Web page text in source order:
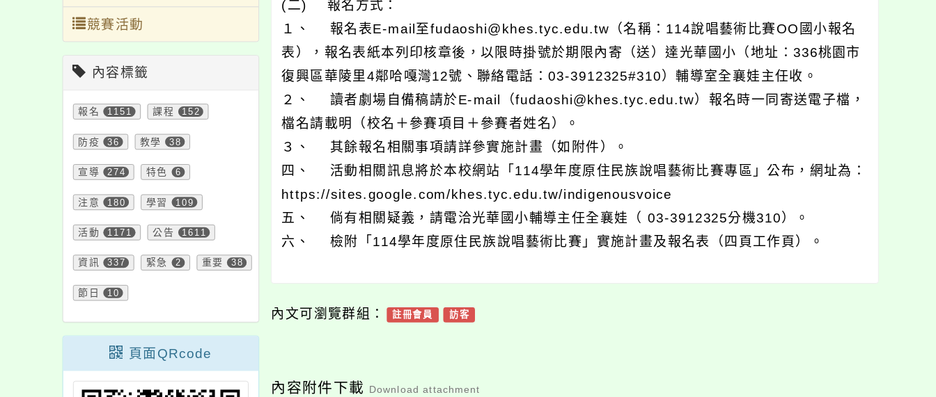
競賽活動
內容標籤
報名 1151 課程 152
防疫 36 教學 38
宣導 274 特色 6
注意 180 學習 109
活動 1171 公告 1611
資訊 337 緊急 2 重要 38
節日 10
頁面QRcode
(二) 報名方式：
１、 報名表E-mail至fudaoshi@khes.tyc.edu.tw（名稱：114說唱藝術比賽ΟΟ國小報名
表），報名表紙本列印核章後，以限時掛號於期限內寄（送）達光華國小（地址：336桃園市
復興區華陵里4鄰哈嘎灣12號、聯絡電話：03-3912325#310）輔導室全襄娃主任收。
２、 讀者劇場自備稿請於E-mail（fudaoshi@khes.tyc.edu.tw）報名時一同寄送電子檔，
檔名請載明（校名＋參賽項目＋參賽者姓名）。
３、 其餘報名相關事項請詳參實施計畫（如附件）。
四、 活動相關訊息將於本校網站「114學年度原住民族說唱藝術比賽專區」公布，網址為：
https://sites.google.com/khes.tyc.edu.tw/indigenousvoice
五、 倘有相關疑義，請電洽光華國小輔導主任全襄娃（ 03-3912325分機310）。
六、 檢附「114學年度原住民族說唱藝術比賽」實施計畫及報名表（四頁工作頁）。
內文可瀏覽群組： 註冊會員 訪客
內容附件下載 Download attachment